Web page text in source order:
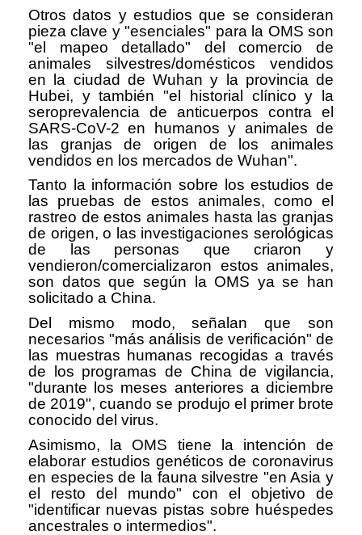
Otros datos y estudios que se consideran
pieza clave y "esenciales" para la OMS son
"el mapeo detallado" del comercio de
animales silvestres/domésticos vendidos
en la ciudad de Wuhan y la provincia de
Hubei, y también "el historial clínico y la
seroprevalencia de anticuerpos contra el
SARS-CoV-2 en humanos y animales de
las granjas de origen de los animales
vendidos en los mercados de Wuhan".
Tanto la información sobre los estudios de
las pruebas de estos animales, como el
rastreo de estos animales hasta las granjas
de origen, o las investigaciones serológicas
de las personas que criaron y
vendieron/comercializaron estos animales,
son datos que según la OMS ya se han
solicitado a China.
Del mismo modo, señalan que son
necesarios "más análisis de verificación" de
las muestras humanas recogidas a través
de los programas de China de vigilancia,
"durante los meses anteriores a diciembre
de 2019", cuando se produjo el primer brote
conocido del virus.
Asimismo, la OMS tiene la intención de
elaborar estudios genéticos de coronavirus
en especies de la fauna silvestre "en Asia y
el resto del mundo" con el objetivo de
"identificar nuevas pistas sobre huéspedes
ancestrales o intermedios".